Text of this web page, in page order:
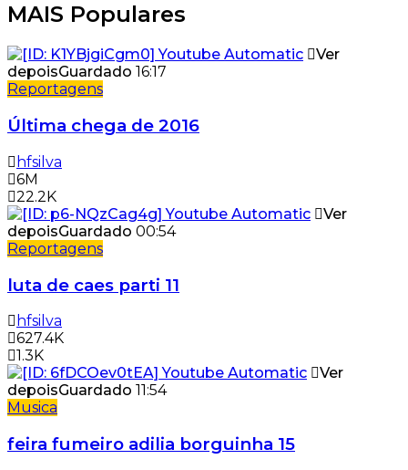
MAIS Populares
Ver
depoisGuardado 16:17
Reportagens
Última chega de 2016
hfsilva
6M
22.2K
Ver
depoisGuardado 00:54
Reportagens
luta de caes parti 11
hfsilva
627.4K
1.3K
Ver
depoisGuardado 11:54
Musica
feira fumeiro adilia borguinha 15